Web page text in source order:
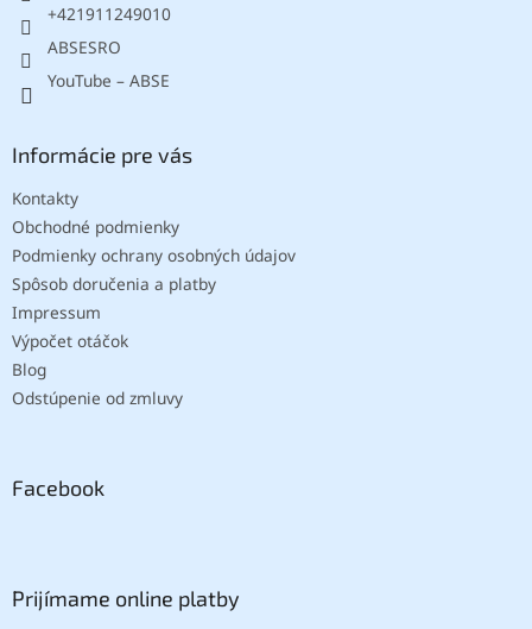
+421911249010
ABSESRO
YouTube – ABSE
Informácie pre vás
Kontakty
Obchodné podmienky
Podmienky ochrany osobných údajov
Spôsob doručenia a platby
Impressum
Výpočet otáčok
Blog
Odstúpenie od zmluvy
Facebook
Prijímame online platby